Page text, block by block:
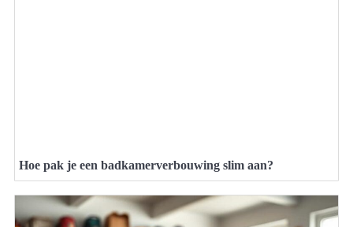
Hoe pak je een badkamerverbouwing slim aan?